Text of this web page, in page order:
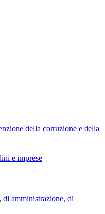
della corruzione e della
e imprese
amministrazione, di